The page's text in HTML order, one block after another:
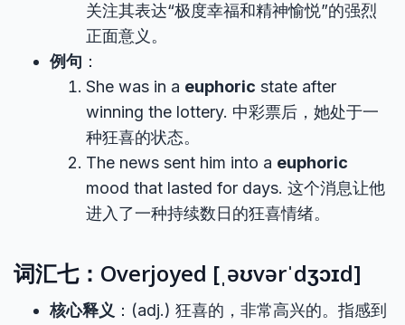
关注其表达“极度幸福和精神愉悦”的强烈
正面意义。
例句 ：
She was in a euphoric state after
winning the lottery. 中彩票后，她处于一
种狂喜的状态。
The news sent him into a euphoric
mood that lasted for days. 这个消息让他
进入了一种持续数日的狂喜情绪。
词汇七：Overjoyed [ˌəʊvərˈdʒɔɪd]
核心释义 ：(adj.) 狂喜的，非常高兴的。指感到